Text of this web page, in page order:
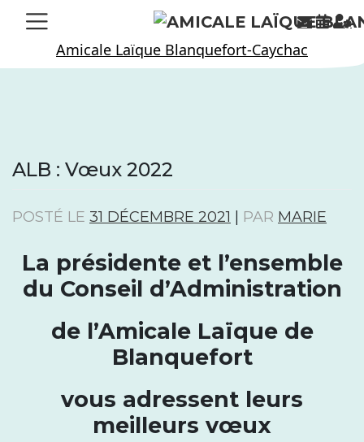
Skip
Amicale Laïque Blanquefort-Caychac
ALB : Vœux 2022
POSTÉ LE 31 DÉCEMBRE 2021 PAR MARIE
La présidente et l’ensemble
du Conseil d’Administration
de l’Amicale Laïque de
Blanquefort
vous adressent leurs
meilleurs vœux